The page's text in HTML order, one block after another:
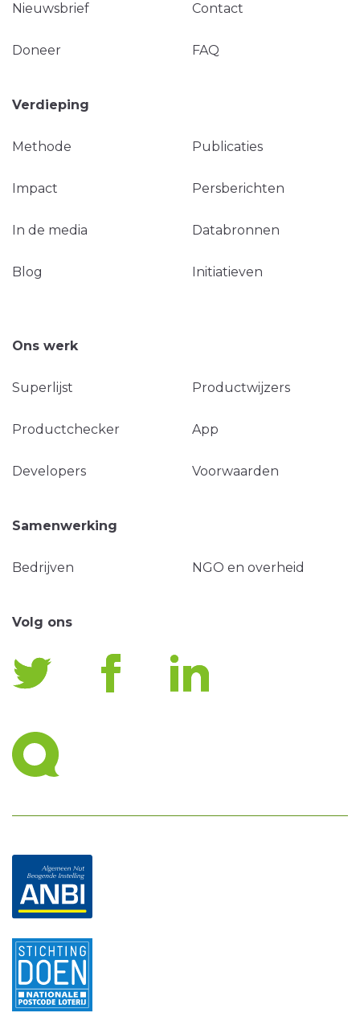
Nieuwsbrief Contact
Doneer FAQ
Verdieping
Methode Publicaties
Impact Persberichten
In de media Databronnen
Blog Initiatieven
Ons werk
Superlijst Productwijzers
Productchecker App
Developers Voorwaarden
Samenwerking
Bedrijven NGO en overheid
Volg ons